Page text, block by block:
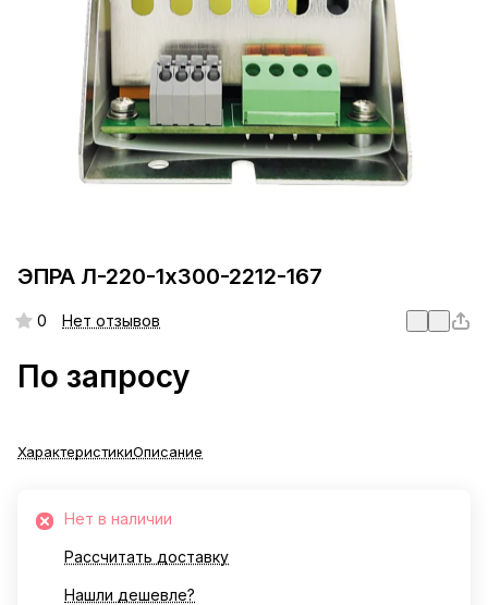
ЭПРА Л-220-1х300-2212-167
0 Нет отзывов
По запросу
ХарактеристикиОписание
Нет в наличии
Рассчитать доставку
Нашли дешевле?